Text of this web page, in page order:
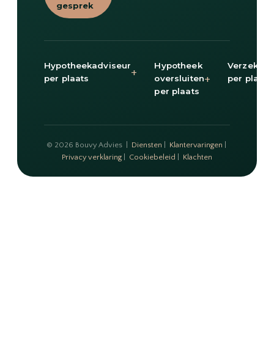
gesprek
Hypotheekadviseur
per plaats
+
Hypotheek
oversluiten
per plaats
+
per plaats
© 2026 Bouvy Advies | Diensten Klantervaringen
Privacy verklaring
Cookiebeleid Klachten